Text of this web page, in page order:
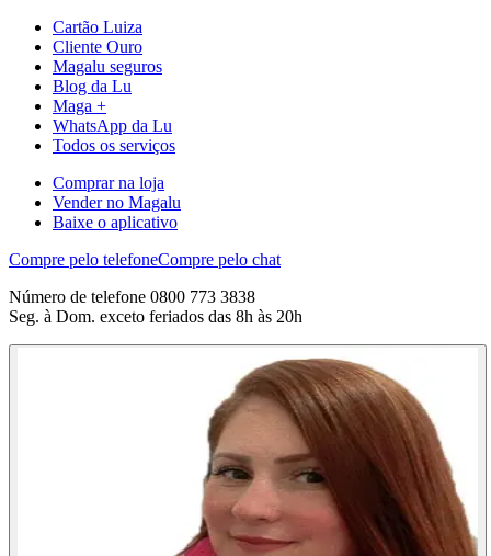
Cartão Luiza
Cliente Ouro
Magalu seguros
Blog da Lu
Maga +
WhatsApp da Lu
Todos os serviços
Comprar na loja
Vender no Magalu
Baixe o aplicativo
Compre pelo telefoneCompre pelo chat
Número de telefone 0800 773 3838
Seg. à Dom. exceto feriados das 8h às 20h